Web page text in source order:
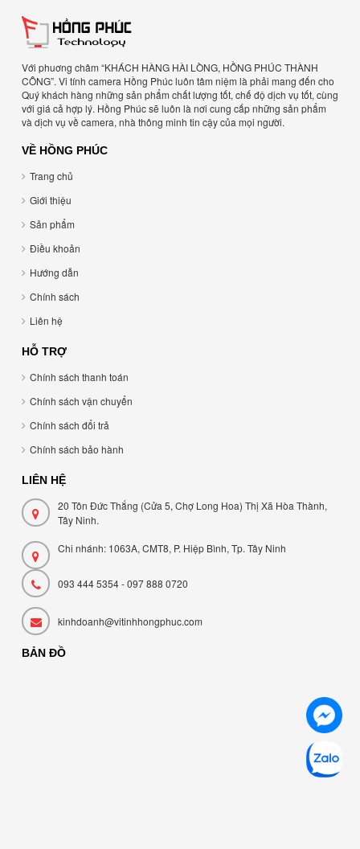
Với phuơng châm “KHÁCH HÀNG HÀI LÒNG, HỒNG PHÚC THÀNH
CÔNG”. Vi tính camera Hồng Phúc luôn tâm niệm là phải mang đến cho
Quý khách hàng những sản phẩm chất lượng tốt, chế độ dịch vụ tốt, cùng
với giá cả hợp lý. Hồng Phúc sẽ luôn là nơi cung cấp những sản phẩm
và dịch vụ về camera, nhà thông minh tin cậy của mọi người.
VỀ HỒNG PHÚC
Trang chủ
Giới thiệu
Sản phẩm
Điều khoản
Hướng dẫn
Chính sách
Liên hệ
HỖ TRỢ
Chính sách thanh toán
Chính sách vận chuyển
Chính sách đổi trả
Chính sách bảo hành
LIÊN HỆ
20 Tôn Đức Thắng (Cửa 5, Chợ Long Hoa) Thị Xã Hòa Thành,
Tây Ninh.
Chi nhánh: 1063A, CMT8, P. Hiệp Bình, Tp. Tây Ninh
093 444 5354 - 097 888 0720
kinhdoanh@vitinhhongphuc.com
BẢN ĐỒ